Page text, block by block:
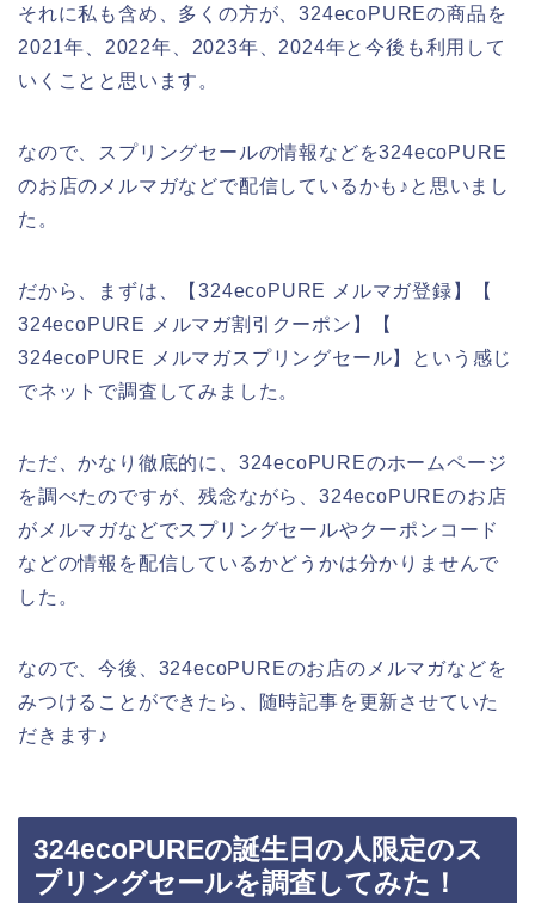
それに私も含め、多くの方が、324ecoPUREの商品を
2021年、2022年、2023年、2024年と今後も利用して
いくことと思います。
なので、スプリングセールの情報などを324ecoPURE
のお店のメルマガなどで配信しているかも♪と思いまし
た。
だから、まずは、【324ecoPURE メルマガ登録】【
324ecoPURE メルマガ割引クーポン】【
324ecoPURE メルマガスプリングセール】という感じ
でネットで調査してみました。
ただ、かなり徹底的に、324ecoPUREのホームページ
を調べたのですが、残念ながら、324ecoPUREのお店
がメルマガなどでスプリングセールやクーポンコード
などの情報を配信しているかどうかは分かりませんで
した。
なので、今後、324ecoPUREのお店のメルマガなどを
みつけることができたら、随時記事を更新させていた
だきます♪
324ecoPUREの誕生日の人限定のス
プリングセールを調査してみた！